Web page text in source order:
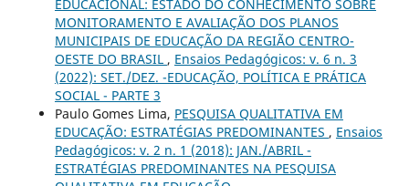
EDUCACIONAL: ESTADO DO CONHECIMENTO SOBRE
MONITORAMENTO E AVALIAÇÃO DOS PLANOS
MUNICIPAIS DE EDUCAÇÃO DA REGIÃO CENTRO-
OESTE DO BRASIL , Ensaios Pedagógicos: v. 6 n. 3
(2022): SET./DEZ. -EDUCAÇÃO, POLÍTICA E PRÁTICA
SOCIAL - PARTE 3
Paulo Gomes Lima, PESQUISA QUALITATIVA EM
EDUCAÇÃO: ESTRATÉGIAS PREDOMINANTES , Ensaios
Pedagógicos: v. 2 n. 1 (2018): JAN./ABRIL -
ESTRATÉGIAS PREDOMINANTES NA PESQUISA